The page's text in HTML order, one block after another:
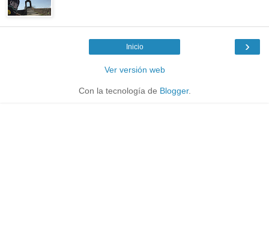
›
Inicio
Ver versión web
Con la tecnología de Blogger.